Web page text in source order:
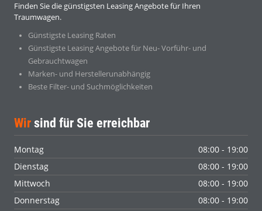
Finden Sie die günstigsten Leasing Angebote für Ihren
Traumwagen.
Günstigste Leasing Raten
Günstigste Leasing Angebote für Neu- Vorführ- und
Gebrauchtwagen
Marken- und Herstellerunabhängig
Beste Filter- und Suchmöglichkeiten
Wir sind für Sie erreichbar
Montag
08:00 - 19:00
Dienstag
08:00 - 19:00
Mittwoch
08:00 - 19:00
Donnerstag
08:00 - 19:00